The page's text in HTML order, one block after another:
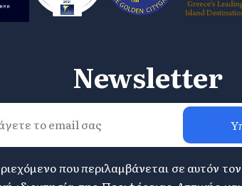
Newsletter
που περιλαμβάνεται σε αυτόν